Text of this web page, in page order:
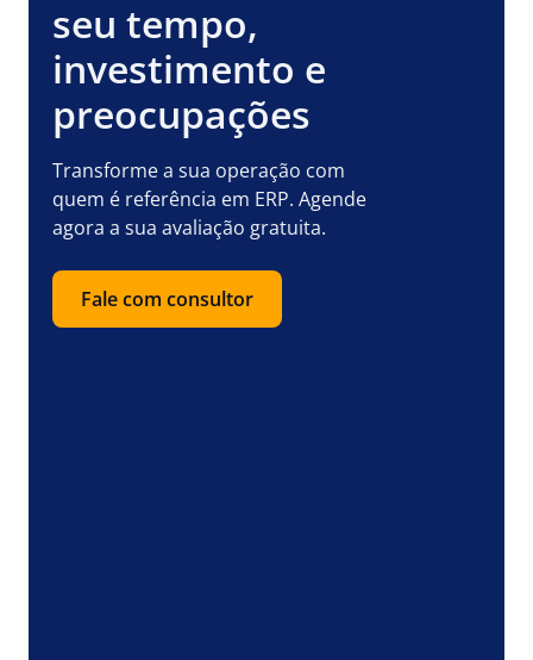
seu tempo,
investimento e
preocupações
Transforme a sua operação com
quem é referência em ERP. Agende
agora a sua avaliação gratuita.
Fale com consultor